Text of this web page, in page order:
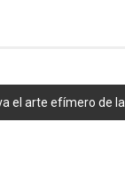
el arte efímero de